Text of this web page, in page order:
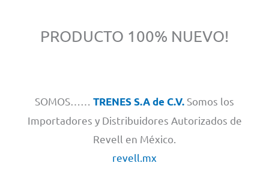
PRODUCTO 100% NUEVO!
SOMOS…… TRENES S.A de C.V. Somos los
Importadores y Distribuidores Autorizados de
Revell en México.
revell.mx